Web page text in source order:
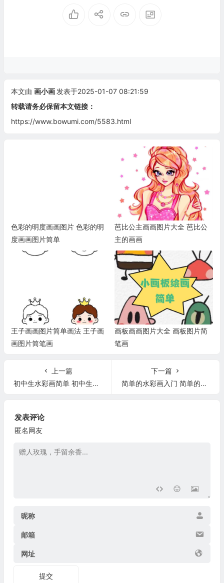
本文由 画小画 发表于2025-01-07 08:21:59
转载请务必保留本文链接：
https://www.bowumi.com/5583.html
色彩的明度画画图片 色彩的明
度画画图片简单
芭比公主画画图片大全 芭比公
主的画画
王子画画图片简单画法 王子画
画图片简笔画
画板画画图片大全 画板图片简
笔画
上一篇
初中生水彩画简单 初中生的水彩画
下一篇
简单的水彩画入门 简单的水彩画入门教程
发表评论
匿名网友
昵称
邮箱
网址
提交